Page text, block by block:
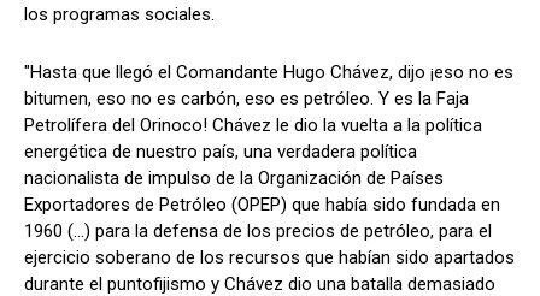
los programas sociales.
"Hasta que llegó el Comandante Hugo Chávez, dijo ¡eso no es
bitumen, eso no es carbón, eso es petróleo. Y es la Faja
Petrolífera del Orinoco! Chávez le dio la vuelta a la política
energética de nuestro país, una verdadera política
nacionalista de impulso de la Organización de Países
Exportadores de Petróleo (OPEP) que había sido fundada en
1960 (...) para la defensa de los precios de petróleo, para el
ejercicio soberano de los recursos que habían sido apartados
durante el puntofijismo y Chávez dio una batalla demasiado